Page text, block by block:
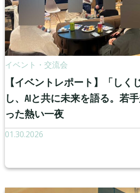
イベント・交流会
【イベントレポート】「しく
し、AIと共に未来を語る。若
った熱い一夜
01.30.2026